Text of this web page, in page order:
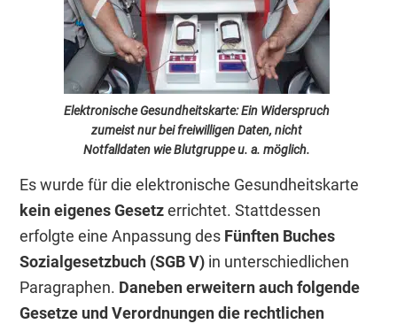
Elektronische Gesundheitskarte: Ein Widerspruch
zumeist nur bei freiwilligen Daten, nicht
Notfalldaten wie Blutgruppe u. a. möglich.
Es wurde für die elektronische Gesundheitskarte
kein eigenes Gesetzerrichtet. Stattdessen
erfolgte eine Anpassung des Fünften Buches
Sozialgesetzbuch (SGB V) in unterschiedlichen
Paragraphen. Daneben erweitern auch folgende
Gesetze und Verordnungen die rechtlichen